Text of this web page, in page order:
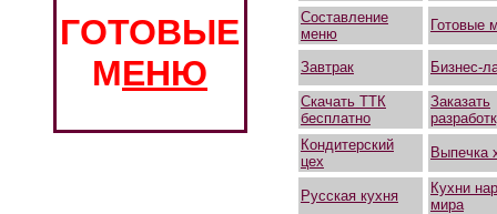
ГОТОВЫЕ
МЕНЮ
Составление
меню
Готовые
Завтрак Бизнес-
Скачать ТТК
бесплатно
Заказать
Кондитерский
цех
Выпечка
Русская кухня
Кухни
мира